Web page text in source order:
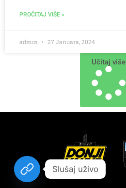
PROČITAJ VIŠE »
admin 27 Januara, 2024
Učitaj više
Slušaj uživo